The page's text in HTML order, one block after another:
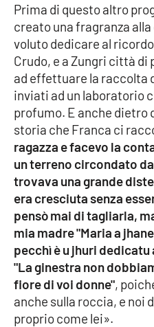
Prima di questo altro
creato una fragranza
voluto dedicare al
Crudo, e a Zungri città di
ad effettuare la raccolta
inviati ad un laboratorio
profumo. E anche dietro
storia che Franca ci
ragazza e facevo la
un terreno circondato
trovava una grande
era cresciuta senza
pensò mai di tagliarla,
mia madre "Maria a
pecchì è u jhuri
"La ginestra non
fiore di voi donne",
anche sulla roccia, e noi
proprio come lei».